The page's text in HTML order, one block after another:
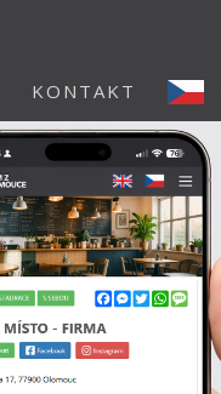
KONTAKT